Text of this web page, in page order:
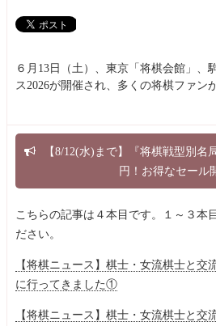
６月13日（土）、東京「将棋会館」、
ス2026が開催され、多くの将棋ファン
【8/12(水)まで】『将棋戦型別名
円！お得なセール
こちらの記事は４本目です。１～３本
ださい。
【将棋ニュース】棋士・女流棋士と交
に行ってきました①
【将棋ニュース】棋士・女流棋士と交